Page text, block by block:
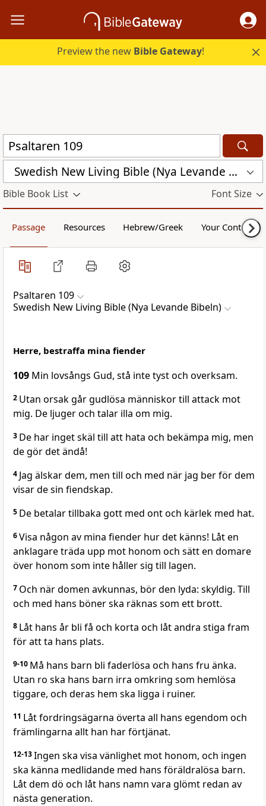
Preview the new Bible Gateway!
Swedish New Living Bible (Nya Levande Bibeln) (SVL)
Bible Book List Font Size
Passage Resources Hebrew/Greek Your Content
Psaltaren 109
Swedish New Living Bible (Nya Levande Bibeln)
Herre, bestraffa mina fiender
109 Min lovsångs Gud, stå inte tyst och overksam.
2 Utan orsak går gudlösa människor till attack mot
mig. De ljuger och talar illa om mig.
3 De har inget skäl till att hata och bekämpa mig, men
de gör det ändå!
4 Jag älskar dem, men till och med när jag ber för dem
visar de sin fiendskap.
5 De betalar tillbaka gott med ont och kärlek med hat.
6Visa någon av mina fiender hur det känns! Låt en
anklagare träda upp mot honom och sätt en domare
över honom som inte håller sig till lagen.
7 Och när domen avkunnas, bör den lyda: skyldig. Till
och med hans böner ska räknas som ett brott.
8 Låt hans år bli få och korta och låt andra stiga fram
för att ta hans plats.
9-10 Må hans barn bli faderlösa och hans fru änka.
Utan ro ska hans barn irra omkring som hemlösa
tiggare, och deras hem ska ligga i ruiner.
11 Låt fordringsägarna överta all hans egendom och
främlingarna allt han har förtjänat.
12-13Ingen ska visa vänlighet mot honom, och ingen
ska känna medlidande med hans föräldralösa barn.
Låt dem dö och låt hans namn vara glömt redan av
nästa generation.